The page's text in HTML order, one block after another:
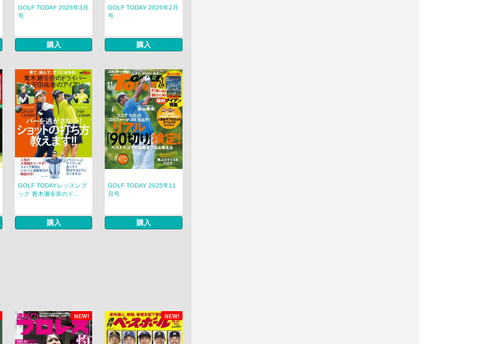
GOLF TODAY 2026年3月
号
購入
GOLF TODAY 2026年2月
号
購入
GOLF TODAYレッスンブ
ック 青木瀬令奈のド...
購入
GOLF TODAY 2025年11
月号
購入
NEW! NEW!